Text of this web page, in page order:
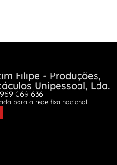
Filipe - Produções,
Unipessoal, Lda.
069 636
para a rede fixa nacional